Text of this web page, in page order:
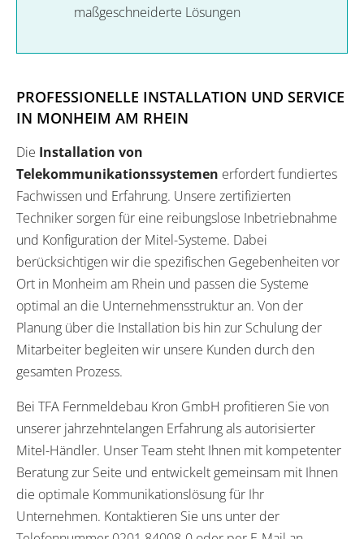
maßgeschneiderte Lösungen
PROFESSIONELLE INSTALLATION UND SERVICE
IN MONHEIM AM RHEIN
Die Installation von
Telekommunikationssystemen erfordert fundiertes
Fachwissen und Erfahrung. Unsere zertifizierten
Techniker sorgen für eine reibungslose Inbetriebnahme
und Konfiguration der Mitel-Systeme. Dabei
berücksichtigen wir die spezifischen Gegebenheiten vor
Ort in Monheim am Rhein und passen die Systeme
optimal an die Unternehmensstruktur an. Von der
Planung über die Installation bis hin zur Schulung der
Mitarbeiter begleiten wir unsere Kunden durch den
gesamten Prozess.
Bei TFA Fernmeldebau Kron GmbH profitieren Sie von
unserer jahrzehntelangen Erfahrung als autorisierter
Mitel-Händler. Unser Team steht Ihnen mit kompetenter
Beratung zur Seite und entwickelt gemeinsam mit Ihnen
die optimale Kommunikationslösung für Ihr
Unternehmen. Kontaktieren Sie uns unter der